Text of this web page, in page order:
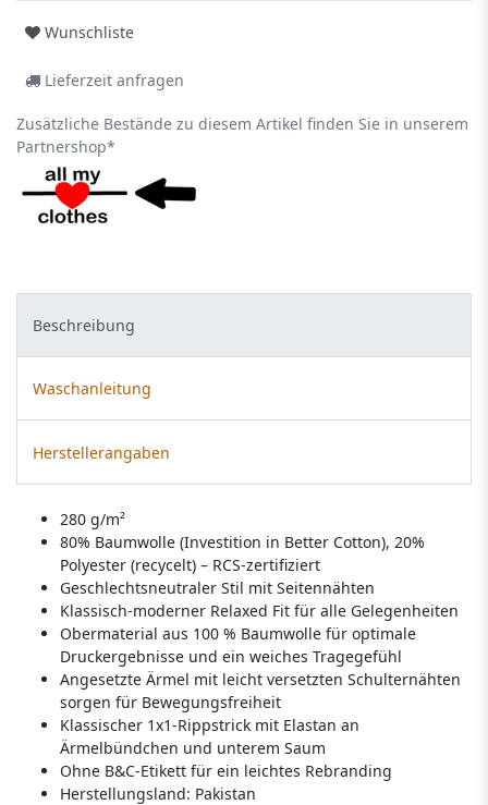
Wunschliste
Lieferzeit anfragen
Zusätzliche Bestände zu diesem Artikel finden Sie in unserem
Partnershop*
Beschreibung
Waschanleitung
Herstellerangaben
280 g/m²
80% Baumwolle (Investition in Better Cotton), 20%
Polyester (recycelt) – RCS-zertifiziert
Geschlechtsneutraler Stil mit Seitennähten
Klassisch-moderner Relaxed Fit für alle Gelegenheiten
Obermaterial aus 100 % Baumwolle für optimale
Druckergebnisse und ein weiches Tragegefühl
Angesetzte Ärmel mit leicht versetzten Schulternähten
sorgen für Bewegungsfreiheit
Klassischer 1x1-Rippstrick mit Elastan an
Ärmelbündchen und unterem Saum
Ohne B&C-Etikett für ein leichtes Rebranding
Herstellungsland: Pakistan